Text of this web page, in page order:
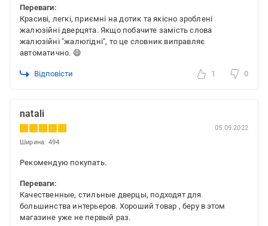
Переваги:
Красиві, легкі, приємні на дотик та якісно зроблені
жалюзійні дверцята. Якщо побачите замість слова
жалюзійні "жалюгідні", то це словник виправляє
автоматично. 😄
Відповісти 1 0
natali
05.09.2022
Ширина: 494
Рекомендую покупать.
Переваги:
Качественные, стильные дверцы, подходят для
большинства интерьеров. Хороший товар , беру в этом
магазине уже не первый раз.